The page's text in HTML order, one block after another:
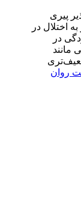
پیری
اختلال در
در
مانند
روان